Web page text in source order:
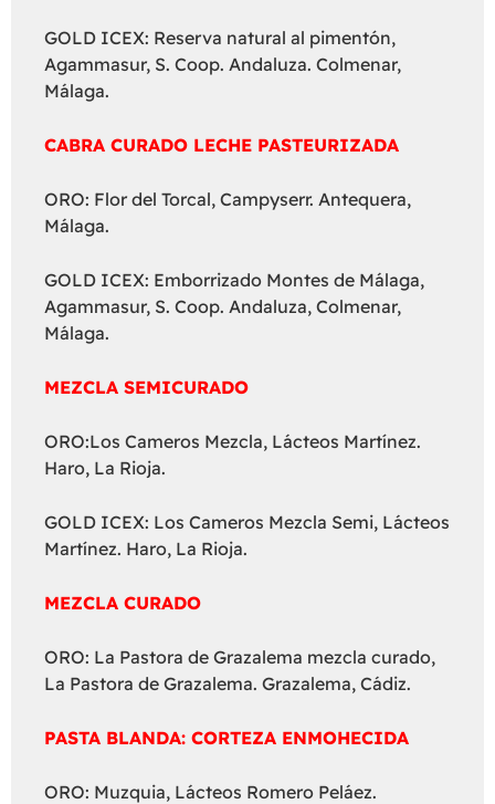
GOLD ICEX: Reserva natural al pimentón,
Agammasur, S. Coop. Andaluza. Colmenar,
Málaga.
CABRA CURADO LECHE PASTEURIZADA
ORO: Flor del Torcal, Campyserr. Antequera,
Málaga.
GOLD ICEX: Emborrizado Montes de Málaga,
Agammasur, S. Coop. Andaluza, Colmenar,
Málaga.
MEZCLA SEMICURADO
ORO:Los Cameros Mezcla, Lácteos Martínez.
Haro, La Rioja.
GOLD ICEX: Los Cameros Mezcla Semi, Lácteos
Martínez. Haro, La Rioja.
MEZCLA CURADO
ORO: La Pastora de Grazalema mezcla curado,
La Pastora de Grazalema. Grazalema, Cádiz.
PASTA BLANDA: CORTEZA ENMOHECIDA
ORO: Muzquia, Lácteos Romero Peláez.